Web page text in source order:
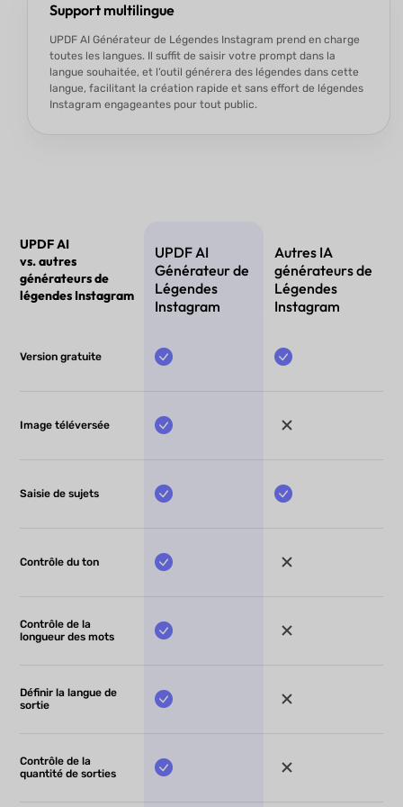
Support multilingue
UPDF AI Générateur de Légendes Instagram prend en charge
toutes les langues. Il suffit de saisir votre prompt dans la
langue souhaitée, et l’outil générera des légendes dans cette
langue, facilitant la création rapide et sans effort de légendes
Instagram engageantes pour tout public.
UPDF AI
vs. autres
générateurs de
légendes Instagram
UPDF AI
Générateur de
Légendes
Instagram
Autres IA
générateurs de
Légendes
Instagram
Version gratuite
Image téléversée
Saisie de sujets
Contrôle du ton
Contrôle de la
longueur des mots
Définir la langue de
sortie
Contrôle de la
quantité de sorties